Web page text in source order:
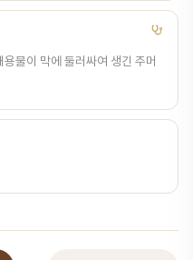
물이 막에 둘러싸여 생긴 주머